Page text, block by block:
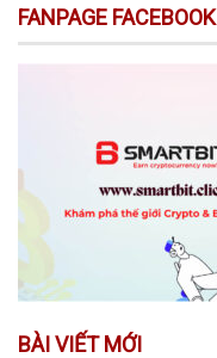
FANPAGE FACEBOOK
BÀI VIẾT MỚI